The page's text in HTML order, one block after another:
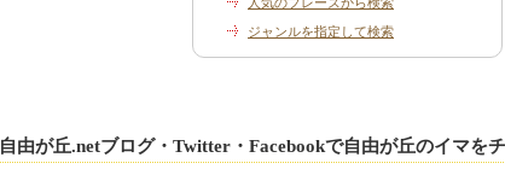
ジャンルを指定して検索
自由が丘.netブログ・Twitter・Facebookで自由が丘のイマをチ